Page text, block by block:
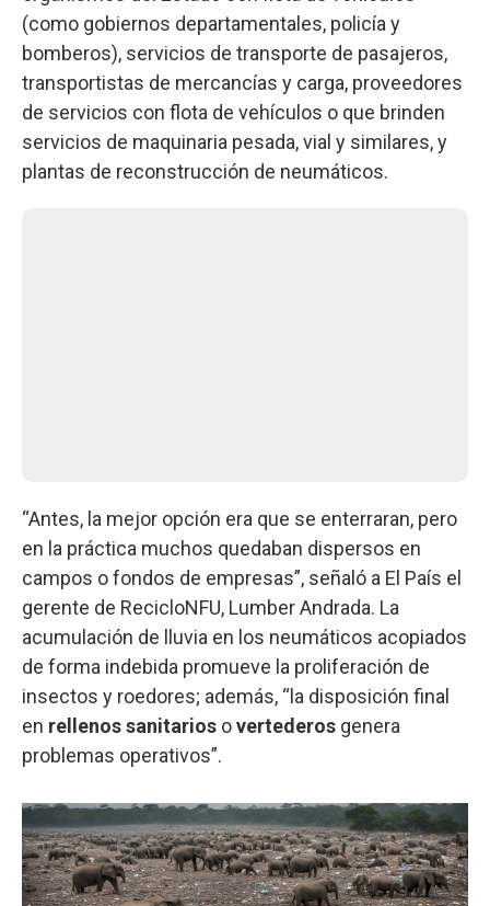
(como gobiernos departamentales, policía y
bomberos), servicios de transporte de pasajeros,
transportistas de mercancías y carga, proveedores
de servicios con flota de vehículos o que brinden
servicios de maquinaria pesada, vial y similares, y
plantas de reconstrucción de neumáticos.
“Antes, la mejor opción era que se enterraran, pero
en la práctica muchos quedaban dispersos en
campos o fondos de empresas”, señaló a El País el
gerente de RecicloNFU, Lumber Andrada. La
acumulación de lluvia en los neumáticos acopiados
de forma indebida promueve la proliferación de
insectos y roedores; además, “la disposición final
en rellenos sanitarios overtederos genera
problemas operativos”.